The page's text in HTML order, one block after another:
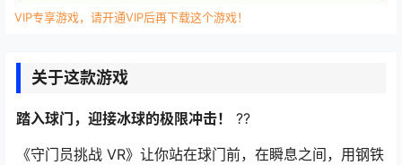
VIP专享游戏，请开通VIP后再下载这个游戏！
关于这款游戏
踏入球门，迎接冰球的极限冲击！
??
《守门员挑战 VR》让你站在球门前，在瞬息之间，用钢铁